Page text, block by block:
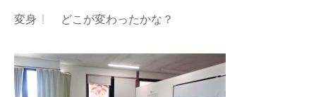
変身 どこが変わったかな？